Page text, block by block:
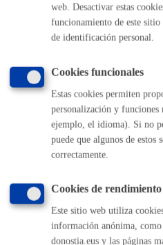
Relaciones con la
Servicios sociales
Trámites económicos
web. Desactivar estas
funcionamiento de este
de identificación personal.
Cookies funcionales
Estas cookies permiten
personalización y
ejemplo, el idioma). Si no
puede que algunos de estos
correctamente.
Cookies de rendimiento
Este sitio web utiliza
información anónima,
donostia.eus y las páginas